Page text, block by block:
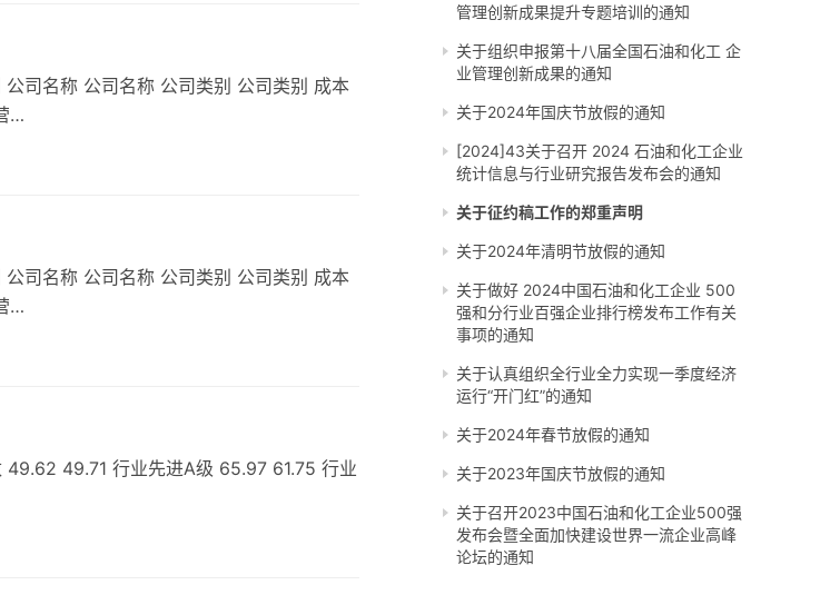
司名称 公司名称 公司类别 公司类别 成本
…
司名称 公司名称 公司类别 公司类别 成本
…
49.62 49.71 行业先进A级 65.97 61.75 行业
管理创新成果提升专题培训的通知
关于组织申报第十八届全国石油和化工 企
业管理创新成果的通知
关于2024年国庆节放假的通知
[2024]43关于召开 2024 石油和化工企业
统计信息与行业研究报告发布会的通知
关于征约稿工作的郑重声明
关于2024年清明节放假的通知
关于做好 2024中国石油和化工企业 500
强和分行业百强企业排行榜发布工作有关
事项的通知
关于认真组织全行业全力实现一季度经济
运行“开门红”的通知
关于2024年春节放假的通知
关于2023年国庆节放假的通知
关于召开2023中国石油和化工企业500强
发布会暨全面加快建设世界一流企业高峰
论坛的通知